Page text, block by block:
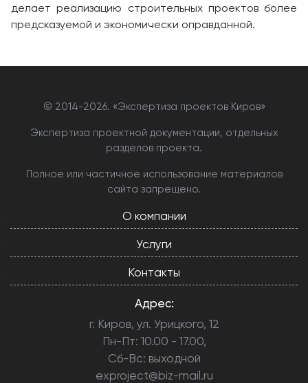
делает реализацию строительных проектов более
предсказуемой и экономически оправданной.
© 2014-2026. «Экспертиза проектов Киров»
Экспертиза проектной документации, отдельных
разделов проекта.
Полное или частичное использование материалов
сайта запрещено.
О компании
Услуги
Контакты
Адрес:
г. Киров, ул. Урицкого, 12
Пн-Пт: 10.00 - 17.00,
Сб-Вс: выходной
exproject@biz-mail.ru